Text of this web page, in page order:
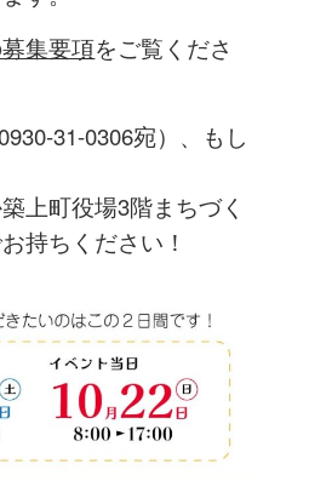
集要項をご覧くださ
31-0306宛）、もし
上町役場3階まちづく
持ちください！